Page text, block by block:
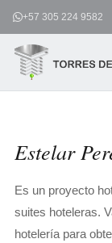
contenido
+57 305 224 9582
Estelar
Es un proyecto
suites hoteleras.
hotelería para